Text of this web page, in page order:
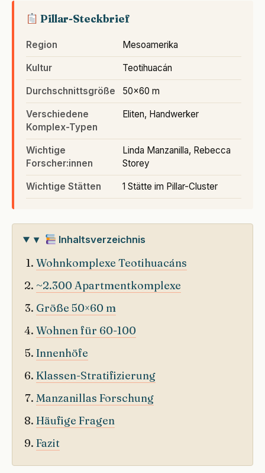
Pillar-Steckbrief
Region Mesoamerika
Kultur Teotihuacán
Durchschnittsgröße 50×60 m
Verschiedene
Komplex-Typen
Eliten, Handwerker
Wichtige
Forscher:innen
Linda Manzanilla, Rebecca
Storey
Wichtige Stätten 1 Stätte im Pillar-Cluster
▾ Inhaltsverzeichnis
Wohnkomplexe Teotihuacáns
~2.300 Apartmentkomplexe
Größe 50×60 m
Wohnen für 60-100
Innenhöfe
Klassen-Stratifizierung
Manzanillas Forschung
Häufige Fragen
Fazit